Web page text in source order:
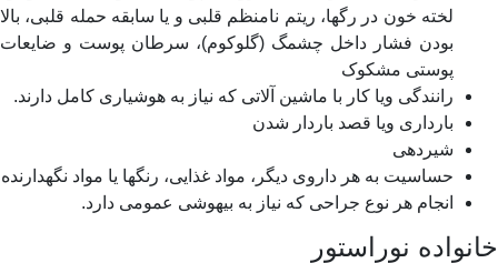
لخته خون در رگها، ریتم نامنظم قلبى و یا سابقه حمله قلبى، بالا
بودن فشار داخل چشمگ (گلوکوم)، سرطان پوست و ضایعات
پوستى مشکوک
رانندگى ویا کار با ماشین آلاتى که نیاز به هوشیارى کامل دارند.
باردارى ویا قصد باردار شدن
شیردهی
حساسیت به هر داروى دیگر، مواد غذایى، رنگها یا مواد نگهدارنده
انجام هر نوع جراحى که نیاز به بیهوشى عمومى دارد.
نوراستور